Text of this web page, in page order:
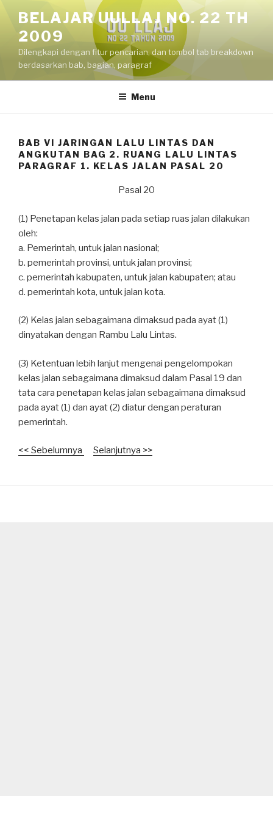
content
BELAJAR UULLAJ NO. 22 TH
2009
Dilengkapi dengan fitur pencarian, dan tombol tab breakdown
berdasarkan bab, bagian, paragraf
Menu
BAB VI JARINGAN LALU LINTAS DAN
ANGKUTAN BAG 2. RUANG LALU LINTAS
PARAGRAF 1. KELAS JALAN PASAL 20
Pasal 20
(1) Penetapan kelas jalan pada setiap ruas jalan dilakukan
oleh:
a. Pemerintah, untuk jalan nasional;
b. pemerintah provinsi, untuk jalan provinsi;
c. pemerintah kabupaten, untuk jalan kabupaten; atau
d. pemerintah kota, untuk jalan kota.
(2) Kelas jalan sebagaimana dimaksud pada ayat (1)
dinyatakan dengan Rambu Lalu Lintas.
(3) Ketentuan lebih lanjut mengenai pengelompokan
kelas jalan sebagaimana dimaksud dalam Pasal 19 dan
tata cara penetapan kelas jalan sebagaimana dimaksud
pada ayat (1) dan ayat (2) diatur dengan peraturan
pemerintah.
<< Sebelumnya Selanjutnya >>